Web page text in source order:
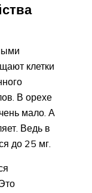
клетки
В орехе
мало. А
Ведь в
до 25 мг.